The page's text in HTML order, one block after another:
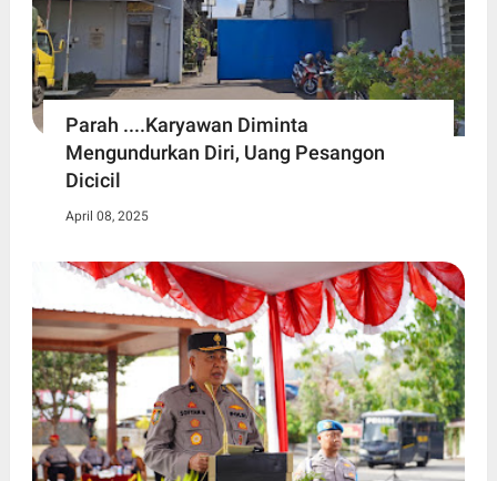
Parah ....Karyawan Diminta
Mengundurkan Diri, Uang Pesangon
Dicicil
April 08, 2025